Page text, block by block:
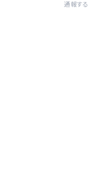
通報する